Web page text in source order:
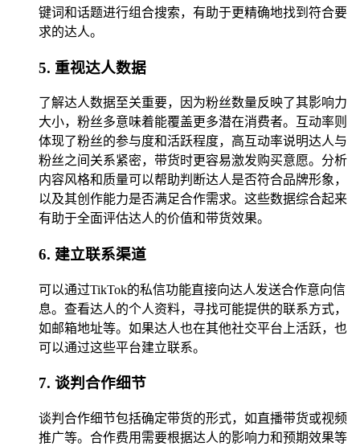
键词和话题进行组合搜索，有助于更精确地找到符合要
求的达人。
5. 重视达人数据
了解达人数据至关重要，因为粉丝数量反映了其影响力
大小，粉丝多意味着能覆盖更多潜在消费者。互动率则
体现了粉丝的参与度和活跃程度，高互动率说明达人与
粉丝之间关系紧密，带货时更容易激发购买意愿。分析
内容风格和质量可以帮助判断达人是否符合品牌形象，
以及其创作能力是否满足合作需求。这些数据综合起来
有助于全面评估达人的价值和带货效果。
6. 建立联系渠道
可以通过TikTok的私信功能直接向达人发送合作意向信
息。查看达人的个人资料，寻找可能提供的联系方式，
如邮箱地址等。如果达人也在其他社交平台上活跃，也
可以通过这些平台建立联系。
7. 谈判合作细节
谈判合作细节包括确定带货的形式，如直播带货或视频
推广等。合作费用需要根据达人的影响力和预期效果等